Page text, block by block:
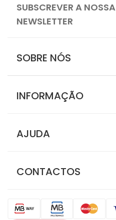
SUBSCREVER A NOSSA
NEWSLETTER
SOBRE NÓS
INFORMAÇÃO
AJUDA
CONTACTOS